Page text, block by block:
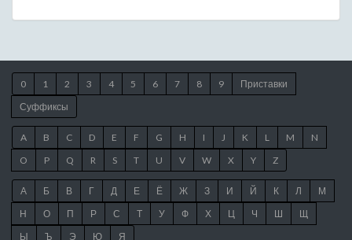
0 1 2 3 4 5 6 7 8 9
Приставки
Суффиксы
A B C D E F G H I J K L M
N
O
P Q R S T U V W X Y Z
А Б В Г Д Е Ё Ж З И Й К Л
М
Н
О П Р С Т У Ф Х Ц Ч Ш
Щ
Ы
Ъ Э Ю Я